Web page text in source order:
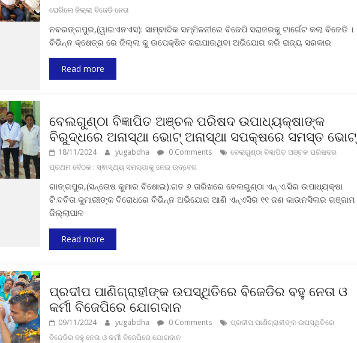
ଘେରିଲେ ଜିଲ୍ଲା ବିଜେଡି ନେତା
ନବରଙ୍ଗପୁର,(ୱାଇଏନଏସ): ସାମ୍ବାଦିକ ସମ୍ମିଳନୀରେ ବିଜେପି ସରାଜରକୁ ଟାର୍ଗେଟ କଲା ବିଜେଡି ।
ବିଭିନ୍ନ କ୍ଷେତ୍ର ରେ ଜିଲ୍ଲା କୁ ଉପେକ୍ଷିତ କରାଯାଉଥିବା ଅଭିଯୋଗ କରି ରାଜ୍ୟ ସରକାର
Read more
ବେଲଗୁଣ୍ଠା ବିଜ୍ଞାପିତ ଅଞ୍ଚଳ ପରିଷଦ ଉପାଧ୍ୟକ୍ଷାଙ୍କ
ବିରୁଦ୍ଧରେ ଅନାସ୍ଥା ଭୋଟ୍ ଅନାସ୍ଥା ସପକ୍ଷରେ ସମସ୍ତ ଭୋଟ୍
18/11/2024 yugabdha 0 Comments
ବେଲଗୁଣ୍ଠା ବିଜ୍ଞାପିତ ଅଞ୍ଚଳ ପରିଷଦର
ପ୍ରଥମ ବୈଠକ : ସ୍ଵାସ୍ଥ୍ୟ ସମସ୍ୟାକୁ ନେଇ ଉଦ୍‌ବେଗ
ଗାଙ୍ଗପୁର,(ସନ୍ତୋଷ କୁମାର ବିଷୋଇ):ଗତ ୬ ତାରିଖରେ ବେଲଗୁଣ୍ଠା ଏନ୍‌.ଏ.ସିର ଉପାଧ୍ୟକ୍ଷା
ଟି.ବବିତା କୁମାରୀଙ୍କ ବିରୋଧରେ ବିଭିନ୍ନ ଅଭିଯୋଗ ଆଣି ଏନ୍‌ଏସିର ୧୧ ଜଣ କାଉନସିଲର ଗଞ୍ଜାମ
ଜିଲ୍ଲାପାଳ
Read more
ପ୍ରଦୀପ ପାଣିଗ୍ରାହୀଙ୍କ ଉପସ୍ଥିତିରେ ବିଜେଡିର ବହୁ ନେତା ଓ
କର୍ମୀ ବିଜେପିରେ ଯୋଗଦାନ
09/11/2024 yugabdha 0 Comments
ପ୍ରଦୀପ ପାଣିଗ୍ରାହୀଙ୍କ ଉପସ୍ଥିତିରେ
ବିଜେଡିର ବହୁ ନେତା ଓ କର୍ମୀ ବିଜେପିରେ ଯୋଗଦାନ